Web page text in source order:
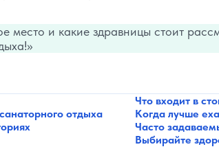
место и какие здравницы стоит
отдыха
Что входит в
Когда лучше
Часто
Выбирайте